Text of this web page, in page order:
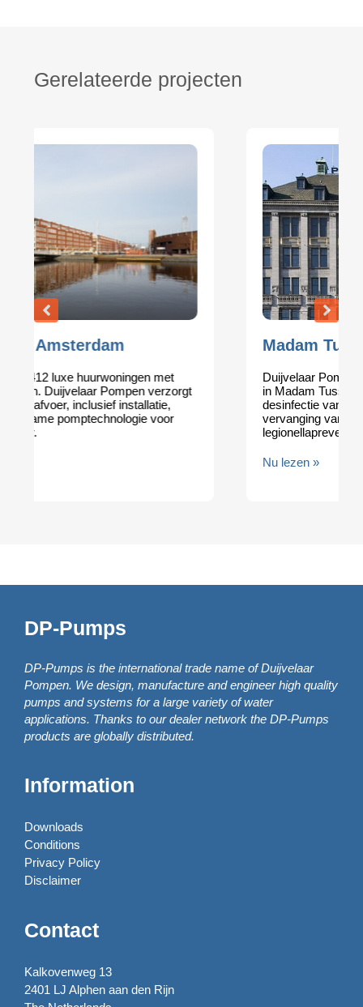
Gerelateerde projecten
Madam Tussauds | Amsterdam
Duijvelaar Pompen optimaliseerde de waterkwaliteit
in Madam Tussauds met een Hygiëneplan,
desinfectie van het drinkwatersysteem, en
vervanging van de drukverhogingsinstallatie voor
DP-Pumps
DP-Pumps is the international trade name of Duijvelaar
Pompen. We design, manufacture and engineer high quality
pumps and systems for a large variety of water
applications. Thanks to our dealer network the DP-Pumps
products are globally distributed.
Information
Downloads
Conditions
Privacy Policy
Disclaimer
Contact
Kalkovenweg 13
2401 LJ Alphen aan den Rijn